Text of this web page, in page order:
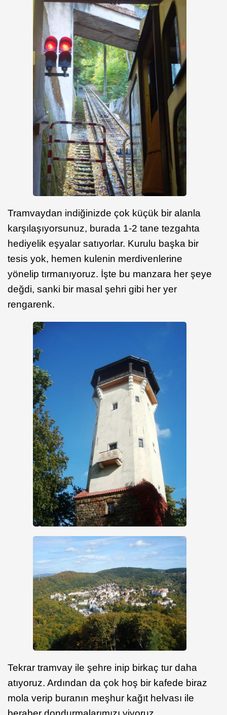
Tramvaydan indiğinizde çok küçük bir alanla
karşılaşıyorsunuz, burada 1-2 tane tezgahta
hediyelik eşyalar satıyorlar. Kurulu başka bir
tesis yok, hemen kulenin merdivenlerine
yönelip tırmanıyoruz. İşte bu manzara her şeye
değdi, sanki bir masal şehri gibi her yer
rengarenk.
Tekrar tramvay ile şehre inip birkaç tur daha
atıyoruz. Ardından da çok hoş bir kafede biraz
mola verip buranın meşhur kağıt helvası ile